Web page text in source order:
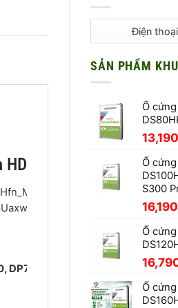
SẢN PHẨM
Ổ
Ổ
S300
Ổ
Ổ
HD
DP752, DP755
. Thiết bị mang lại